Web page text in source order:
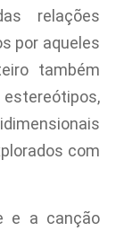
relações
por aqueles
também
com
e a canção